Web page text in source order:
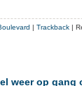
| Trackback |
weer op gang